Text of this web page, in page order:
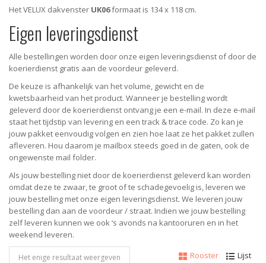
Het VELUX dakvenster UK06formaat is 134 x 118 cm.
Eigen leveringsdienst
Alle bestellingen worden door onze eigen leveringsdienst of door de
koerierdienst gratis aan de voordeur geleverd.
De keuze is afhankelijk van het volume, gewicht en de
kwetsbaarheid van het product. Wanneer je bestelling wordt
geleverd door de koerierdienst ontvang je een e-mail. In deze e-mail
staat het tijdstip van levering en een track & trace code. Zo kan je
jouw pakket eenvoudig volgen en zien hoe laat ze het pakket zullen
afleveren. Hou daarom je mailbox steeds goed in de gaten, ook de
ongewenste mail folder.
Als jouw bestelling niet door de koerierdienst geleverd kan worden
omdat deze te zwaar, te groot of te schadegevoelig is, leveren we
jouw bestelling met onze eigen leveringsdienst. We leveren jouw
bestelling dan aan de voordeur / straat. Indien we jouw bestelling
zelf leveren kunnen we ook ‘s avonds na kantooruren en in het
weekend leveren.
Rooster
Lijst
Het enige resultaat weergeven